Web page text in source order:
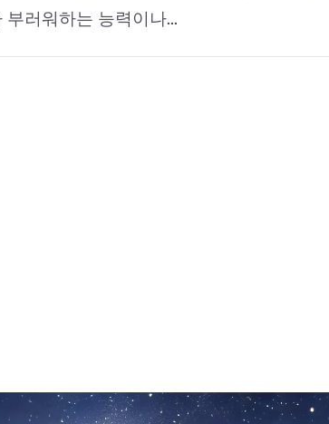
러워하는 능력이나...